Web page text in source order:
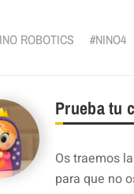
ROBOTICS NINO4
Prueba tu
Os traemos
para que no